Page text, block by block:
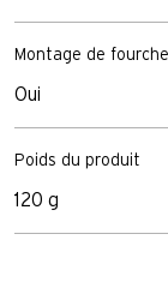
Montage de fourche
Oui
Poids du produit
120 g